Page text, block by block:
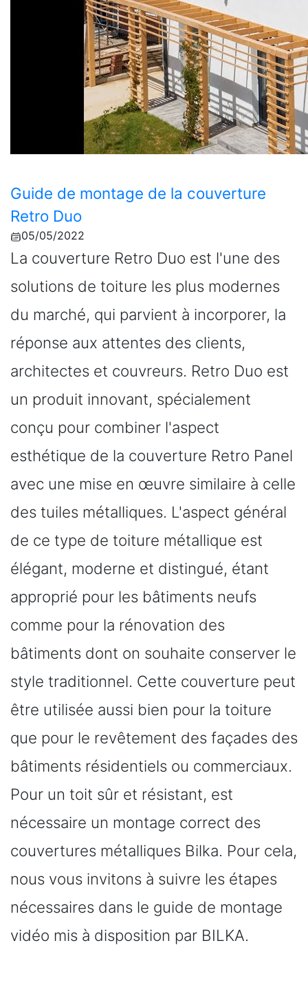
Guide de montage de la couverture
Retro Duo
05/05/2022
La couverture Retro Duo est l'une des
solutions de toiture les plus modernes
du marché, qui parvient à incorporer, la
réponse aux attentes des clients,
architectes et couvreurs. Retro Duo est
un produit innovant, spécialement
conçu pour combiner l'aspect
esthétique de la couverture Retro Panel
avec une mise en œuvre similaire à celle
des tuiles métalliques. L'aspect général
de ce type de toiture métallique est
élégant, moderne et distingué, étant
approprié pour les bâtiments neufs
comme pour la rénovation des
bâtiments dont on souhaite conserver le
style traditionnel. Cette couverture peut
être utilisée aussi bien pour la toiture
que pour le revêtement des façades des
bâtiments résidentiels ou commerciaux.
Pour un toit sûr et résistant, est
nécessaire un montage correct des
couvertures métalliques Bilka. Pour cela,
nous vous invitons à suivre les étapes
nécessaires dans le guide de montage
vidéo mis à disposition par BILKA.